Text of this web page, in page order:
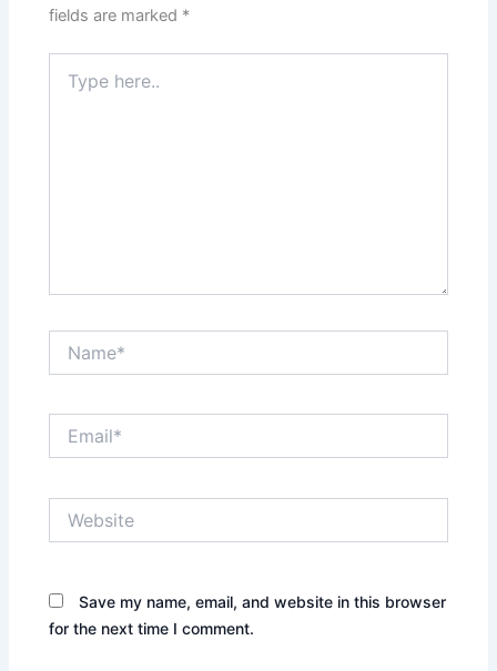
fields are marked *
here..
Save my name, email, and website in this browser
for the next time I comment.